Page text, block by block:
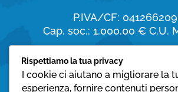
P.IVA/CF:
Cap. soc.: 1.000,00 €C.U.
Orari di apertura
dal Lunedì al
Rispettiamo la tua privacy
I cookie ci aiutano a migliorare la
esperienza, fornire contenuti